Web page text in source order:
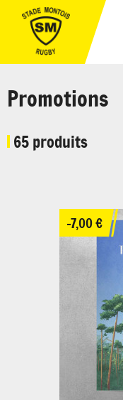
Promotions
65 produits
-7,00 €